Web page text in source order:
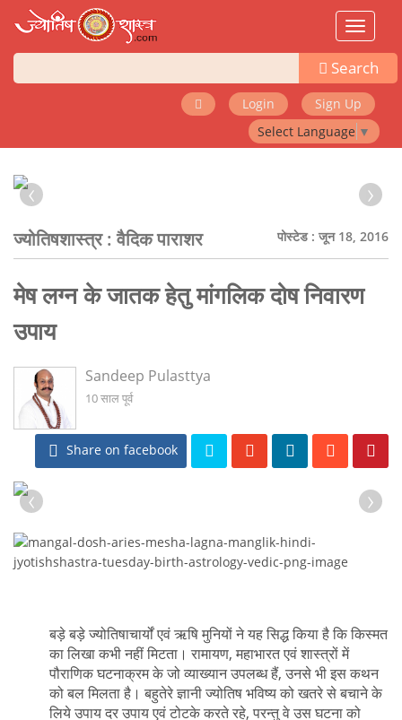
Toggle
Search
Login
Sign Up
Select Language ▼
‹ ›
ज्योतिषशास्त्र :वैदिक पाराशर पोस्टेड : जून 18, 2016
मेष लग्न के जातक हेतु मांगलिक दोष निवारण
उपाय
Sandeep Pulasttya
10 साल पूर्व
Share on facebook
‹ ›
बड़े बड़े ज्योतिषाचार्यों एवं ऋषि मुनियों ने यह सिद्ध किया है कि किस्मत
का लिखा कभी नहीं मिटता। रामायण, महाभारत एवं शास्त्रों में
पौराणिक घटनाक्रम के जो व्याख्यान उपलब्ध हैं, उनसे भी इस कथन
को बल मिलता है। बहुतेरे ज्ञानी ज्योतिष भविष्य को खतरे से बचाने के
लिये उपाय दर उपाय एवं टोटके करते रहे, परन्तु वे उस घटना को